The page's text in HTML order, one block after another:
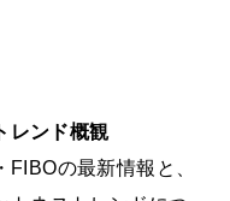
レンド概観
の最新情報と、